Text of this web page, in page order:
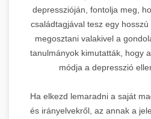
depresszióján, fontolja meg,
családtagjával tesz egy
megosztani valakivel a
tanulmányok kimutatták, hogy
módja a depresszió
Ha elkezd lemaradni a saját
és irányelvekről, az annak a